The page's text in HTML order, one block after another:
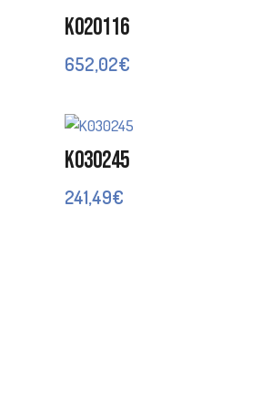
K020116
652,02€
K030245
241,49€